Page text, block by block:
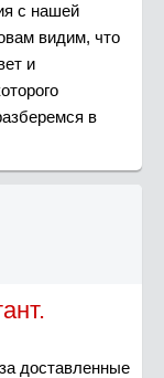
с нашей
видим, что
и
в
доставленные